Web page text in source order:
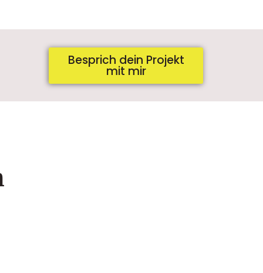
Besprich dein Projekt
mit mir